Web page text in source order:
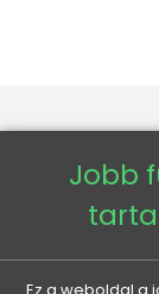
Jobb